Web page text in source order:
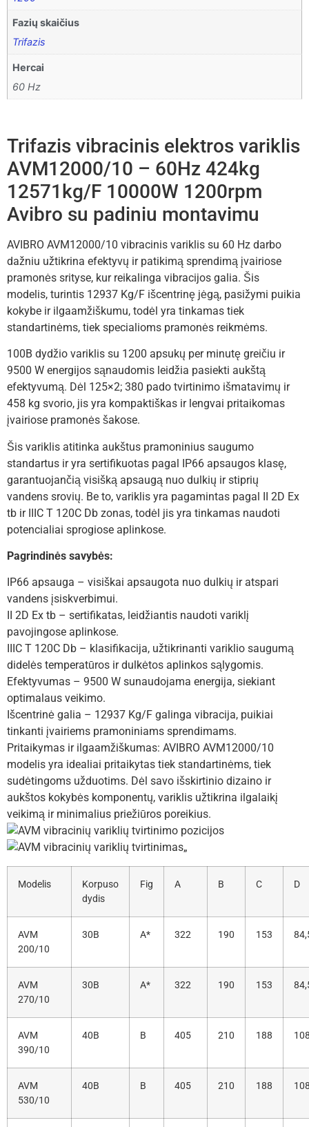
Fazių skaičius
Trifazis
Hercai
60 Hz
Trifazis vibracinis elektros variklis
AVM12000/10 – 60Hz 424kg
12571kg/F 10000W 1200rpm
Avibro su padiniu montavimu
AVIBRO AVM12000/10 vibracinis variklis su 60 Hz darbo
dažniu užtikrina efektyvų ir patikimą sprendimą įvairiose
pramonės srityse, kur reikalinga vibracijos galia. Šis
modelis, turintis 12937 Kg/F išcentrinę jėgą, pasižymi puikia
kokybe ir ilgaamžiškumu, todėl yra tinkamas tiek
standartinėms, tiek specialioms pramonės reikmėms.
100B dydžio variklis su 1200 apsukų per minutę greičiu ir
9500 W energijos sąnaudomis leidžia pasiekti aukštą
efektyvumą. Dėl 125×2; 380 pado tvirtinimo išmatavimų ir
458 kg svorio, jis yra kompaktiškas ir lengvai pritaikomas
įvairiose pramonės šakose.
Šis variklis atitinka aukštus pramoninius saugumo
standartus ir yra sertifikuotas pagal IP66 apsaugos klasę,
garantuojančią visišką apsaugą nuo dulkių ir stiprių
vandens srovių. Be to, variklis yra pagamintas pagal II 2D Ex
tb ir IIIC T 120C Db zonas, todėl jis yra tinkamas naudoti
potencialiai sprogiose aplinkose.
Pagrindinės savybės:
IP66 apsauga – visiškai apsaugota nuo dulkių ir atspari
vandens įsiskverbimui.
II 2D Ex tb – sertifikatas, leidžiantis naudoti variklį
pavojingose aplinkose.
IIIC T 120C Db – klasifikacija, užtikrinanti variklio saugumą
didelės temperatūros ir dulkėtos aplinkos sąlygomis.
Efektyvumas – 9500 W sunaudojama energija, siekiant
optimalaus veikimo.
Išcentrinė galia – 12937 Kg/F galinga vibracija, puikiai
tinkanti įvairiems pramoniniams sprendimams.
Pritaikymas ir ilgaamžiškumas: AVIBRO AVM12000/10
modelis yra idealiai pritaikytas tiek standartinėms, tiek
sudėtingoms užduotims. Dėl savo išskirtinio dizaino ir
aukštos kokybės komponentų, variklis užtikrina ilgalaikį
veikimą ir minimalius priežiūros poreikius.
„
Modelis
Korpuso
dydis
Fig A B C D
AVM
200/10
30B A* 322 190 153
AVM
270/10
30B A* 322 190 153
AVM
390/10
40B B 405 210 188
AVM
530/10
40B B 405 210 188